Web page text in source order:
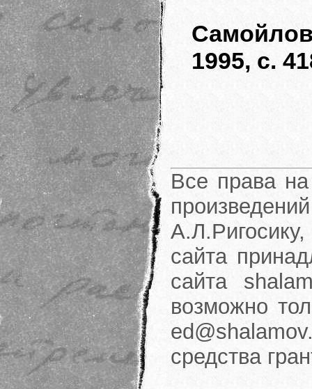
1995, с.
Все права на
сайта
сайта
возможно
средства